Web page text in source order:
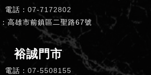
電話： 07-7172802
高雄市前鎮區二聖路67號
裕誠門市
電話： 07-5508155